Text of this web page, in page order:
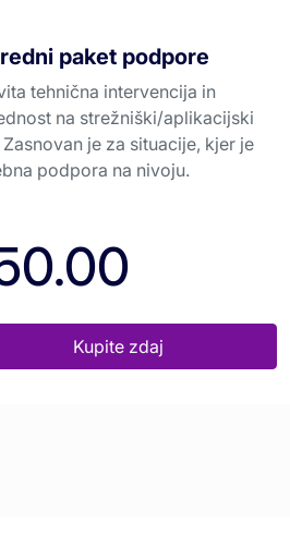
paket podpore
tehnična intervencija in
na strežniški/aplikacijski
je za situacije, kjer je
podpora na nivoju.
Kupite zdaj